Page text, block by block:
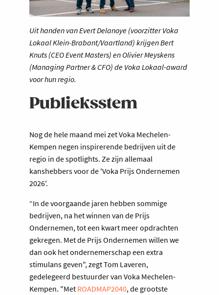
Uit handen van Evert Delanoye (voorzitter Voka
Lokaal Klein-Brabant/Vaartland) krijgen Bert
Knuts (CEO Event Masters) en Olivier Meyskens
(Managing Partner & CFO) de Voka Lokaal-award
voor hun regio.
Publieksstem
Nog de hele maand mei zet Voka Mechelen-
Kempen negen inspirerende bedrijven uit de
regio in de spotlights. Ze zijn allemaal
kanshebbers voor de 'Voka Prijs Ondernemen
2026'.
“In de voorgaande jaren hebben sommige
bedrijven, na het winnen van de Prijs
Ondernemen, tot een kwart meer opdrachten
gekregen. Met de Prijs Ondernemen willen we
dan ook het ondernemerschap een extra
stimulans geven", zegt Tom Laveren,
gedelegeerd bestuurder van Voka Mechelen-
Kempen. "Met ROADMAP2040, de grootste